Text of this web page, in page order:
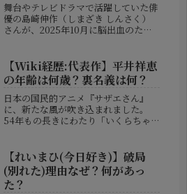
舞台やテレビドラマで活躍していた俳
優の島崎伸作（しまざき しんさく）
さんが、2025年10月に脳出血のため
では深い悲しみが広がっています。こ
の記事では、島崎さんのこれまで...
【Wiki経歴:代表作】平井祥恵
の年齢は何歳？裏名義は何？
日本の国民的アニメ『サザエさん』
に、新たな風が吹き込まれました。
54年もの長きにわたり「いくらちゃ
のが、実力派声優の平井祥恵（ひらい
さちえ）さんです。今回は、この注目
の女...
【れいまひ(今日好き)】破局
(別れた)理由なぜ？何があっ
た？